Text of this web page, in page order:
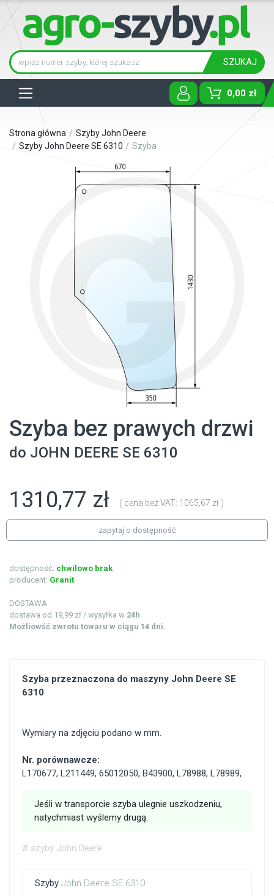
SZUKAJ
0,00 zł
Strona główna
Szyby John Deere
Szyby John Deere SE 6310
Szyba
Szyba bez prawych drzwi
do JOHN DEERE SE 6310
1310,77 zł ( cena bez VAT: 1065,67 zł )
zapytaj o dostępność
dostępność: chwilowo brak
producent: Granit
DOSTAWA
dostawa od 19,99 zł / wysyłka w 24h
Możliowść zwrotu towaru w ciągu 14 dni.
Szyby John Deere SE 6310
Szyba przeznaczona do maszyny John Deere SE
6310
Wymiary na zdjęciu podano w mm.
Nr. porównawcze:
L170677, L211449, 65012050, B43900, L78988, L78989,
Jeśli w transporcie szyba ulegnie uszkodzeniu,
natychmiast wyślemy drugą.
# szyby John Deere